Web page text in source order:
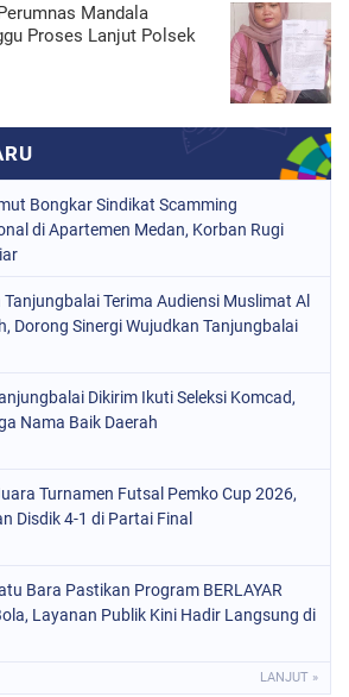
Mandala
Proses Lanjut Polsek
Bongkar Sindikat Scamming
di Apartemen Medan, Korban Rugi
Tanjungbalai Terima Audiensi Muslimat Al
Dorong Sinergi Wujudkan Tanjungbalai
Dikirim Ikuti Seleksi Komcad,
Nama Baik Daerah
Turnamen Futsal Pemko Cup 2026,
Disdik 4-1 di Partai Final
Bara Pastikan Program BERLAYAR
Layanan Publik Kini Hadir Langsung di
LANJUT »